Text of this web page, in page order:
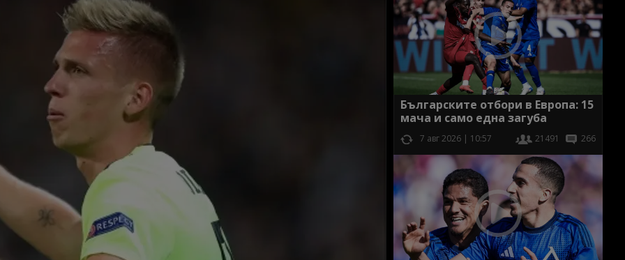
Българските отбори в Европа: 15
мача и само една загуба
7 авг 2026 | 10:57 21491 266